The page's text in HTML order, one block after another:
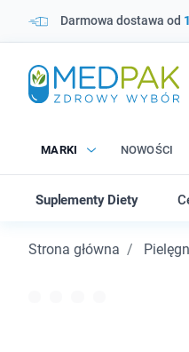
Darmowa dostawa od
MARKI NOWOŚCI
Suplementy Diety
Strona główna